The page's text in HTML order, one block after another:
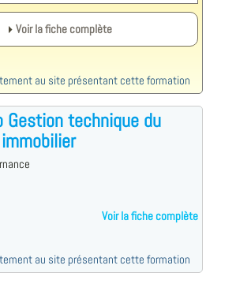
Voir la fiche complète
au site présentant cette formation
Gestion technique du
Voir la fiche complète
au site présentant cette formation